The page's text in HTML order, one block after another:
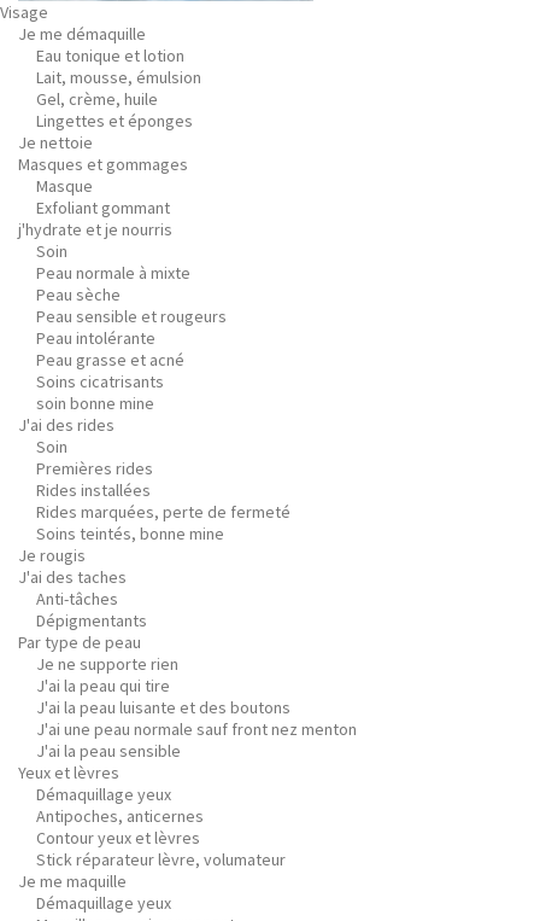
Visage
Je me démaquille
Eau tonique et lotion
Lait, mousse, émulsion
Gel, crème, huile
Lingettes et éponges
Je nettoie
Masques et gommages
Masque
Exfoliant gommant
j'hydrate et je nourris
Soin
Peau normale à mixte
Peau sèche
Peau sensible et rougeurs
Peau intolérante
Peau grasse et acné
Soins cicatrisants
soin bonne mine
J'ai des rides
Soin
Premières rides
Rides installées
Rides marquées, perte de fermeté
Soins teintés, bonne mine
Je rougis
J'ai des taches
Anti-tâches
Dépigmentants
Par type de peau
Je ne supporte rien
J'ai la peau qui tire
J'ai la peau luisante et des boutons
J'ai une peau normale sauf front nez menton
J'ai la peau sensible
Yeux et lèvres
Démaquillage yeux
Antipoches, anticernes
Contour yeux et lèvres
Stick réparateur lèvre, volumateur
Je me maquille
Démaquillage yeux